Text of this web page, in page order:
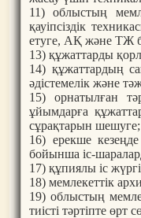
11) облыстың
қауіпсіздік
етуге, АҚ және ТЖ
13) құжаттарды
14) құжаттардың
әдістемелік және
15) орнатылған
ұйымдарға
сұрақтарын шешуге;
16) ерекше
бойынша іс-
17) құпиялы іс
18) мемлекеттік
19) облыстың
тиісті тәртіпте